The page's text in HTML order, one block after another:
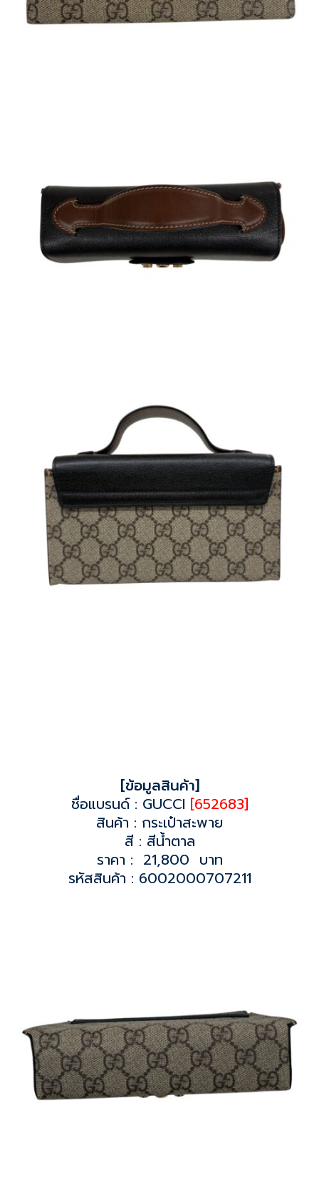
[ข้อมูลสินค้า]
ชื่อแบรนด์ : GUCCI [652683]
สินค้า : กระเป๋าสะพาย
สี : สีน้ำตาล
ราคา : 21,800 บาท
รหัสสินค้า : 6002000707211